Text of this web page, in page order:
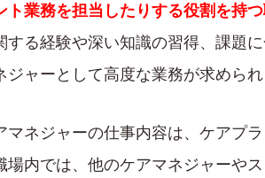
ト業務を担当したりする役割を持つ
する経験や深い知識の習得、課題
ジャーとして高度な業務が求められ
マネジャーの仕事内容は、ケアプ
場内では、他のケアマネジャーや